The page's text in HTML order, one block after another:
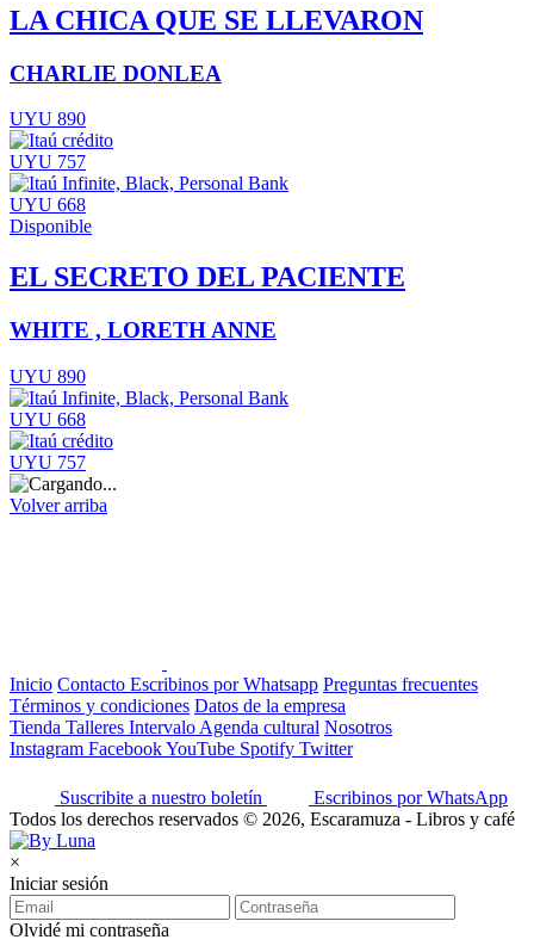
LA CHICA QUE SE LLEVARON
CHARLIE DONLEA
UYU 890
UYU 757
UYU 668
Disponible
EL SECRETO DEL PACIENTE
WHITE , LORETH ANNE
UYU 890
UYU 668
UYU 757
Volver arriba
Inicio Contacto Escribinos por Whatsapp Preguntas frecuentes
Términos y condiciones Datos de la empresa
Tienda Talleres Intervalo Agenda cultural Nosotros
Instagram FacebookYouTube Spotify Twitter
Suscribite a nuestro boletín
Escribinos por WhatsApp
Todos los derechos reservados © 2026, Escaramuza - Libros y café
×
Iniciar sesión
Olvidé mi contraseña